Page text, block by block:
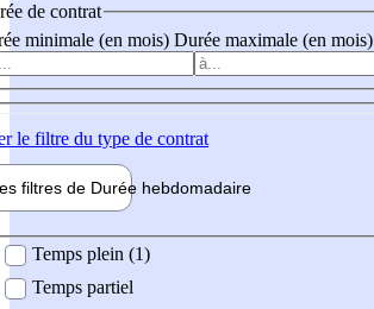
de contrat
minimale (en mois) Durée maximale (en mois)
le filtre du type de contrat
filtres de Durée hebdomadaire
Temps plein (1)
Temps partiel